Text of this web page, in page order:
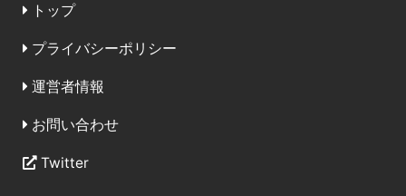
トップ
プライバシーポリシー
運営者情報
お問い合わせ
Twitter